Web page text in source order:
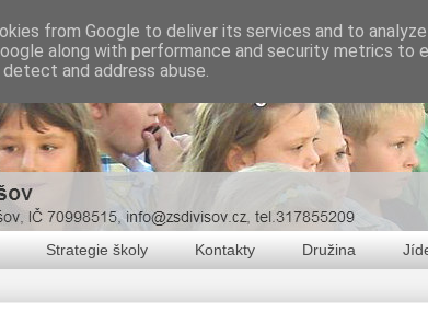
Strategie školy Kontakty Družina
from Google to deliver its services and to
along with performance and security metrics to
and address abuse.